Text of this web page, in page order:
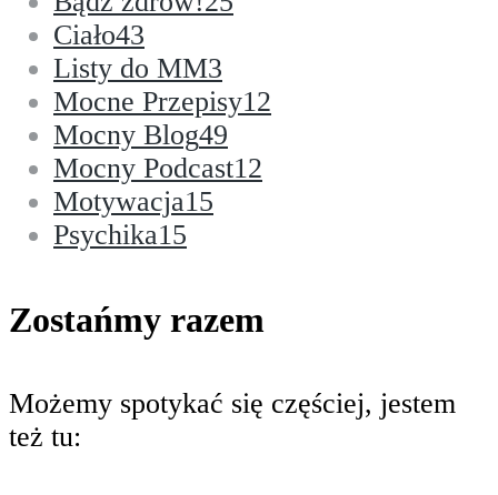
Ciało43
Listy do MM3
Mocne Przepisy12
Mocny Blog49
Mocny Podcast12
Motywacja15
Psychika15
Zostańmy razem
Możemy spotykać się częściej, jestem
też tu: